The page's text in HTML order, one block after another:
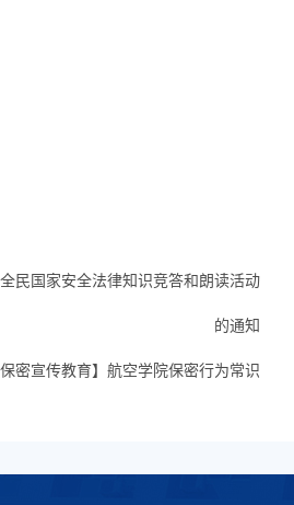
民国家安全法律知识竞答和朗读活动
的通知
保密宣传教育】航空学院保密行为常识